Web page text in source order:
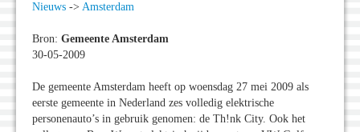
Nieuws -> Amsterdam
Bron: Gemeente Amsterdam
30-05-2009
De gemeente Amsterdam heeft op woensdag 27 mei 2009 als
eerste gemeente in Nederland zes volledig elektrische
personenauto’s in gebruik genomen: de Th!nk City. Ook het